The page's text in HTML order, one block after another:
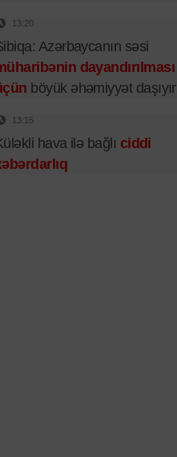
13:20
Azərbaycanın səsi
dayandırılması
böyük əhəmiyyət daşıyır
13:15
hava ilə bağlı ciddi